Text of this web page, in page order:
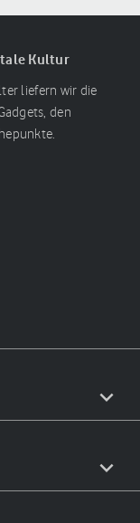
Kultur
liefern wir die
den